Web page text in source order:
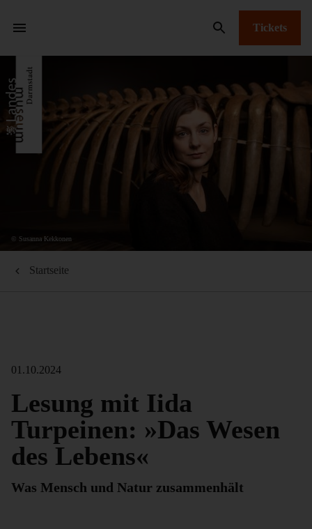
Tickets
© Susanna Kekkonen
Startseite
01.10.2024
Lesung mit Iida
Turpeinen: »Das Wesen
des Lebens«
Was Mensch und Natur zusammenhält